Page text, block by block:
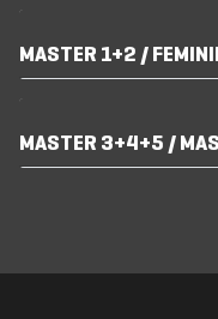
MASTER 1+2 /
MASTER 3+4+5 /